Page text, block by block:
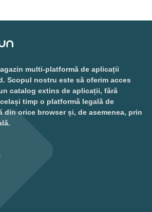
multi-platformă de aplicații
Scopul nostru este să oferim acces
catalog extins de aplicații, fără
timp o platformă legală de
orice browser și, de asemenea, prin